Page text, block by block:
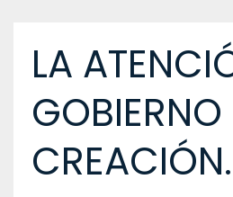
LA
GOBIERNO
CREACIÓN.